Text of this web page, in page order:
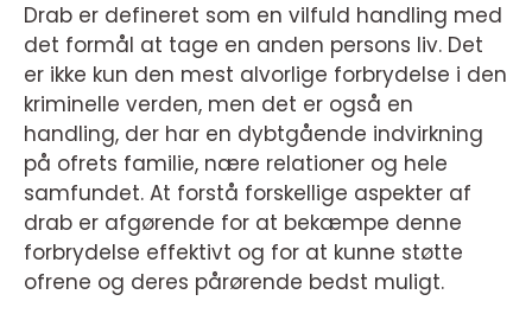
Drab er defineret som en vilfuld handling med
det formål at tage en anden persons liv. Det
er ikke kun den mest alvorlige forbrydelse i den
kriminelle verden, men det er også en
handling, der har en dybtgående indvirkning
på ofrets familie, nære relationer og hele
samfundet. At forstå forskellige aspekter af
drab er afgørende for at bekæmpe denne
forbrydelse effektivt og for at kunne støtte
ofrene og deres pårørende bedst muligt.